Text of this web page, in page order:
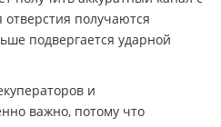
получаются
подвергается ударной
и
важно, потому что